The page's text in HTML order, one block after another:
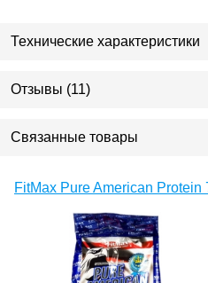
Технические характеристики
Отзывы (11)
Связанные товары
FitMax Pure American Protein